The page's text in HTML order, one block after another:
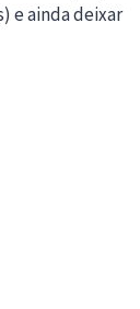
e ainda deixar